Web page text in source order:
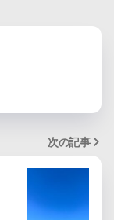
次の記事